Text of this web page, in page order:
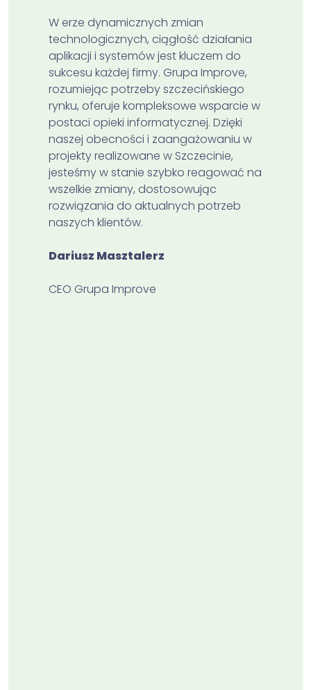
W erze dynamicznych zmian
technologicznych, ciągłość działania
aplikacji i systemów jest kluczem do
sukcesu każdej firmy. Grupa Improve,
rozumiejąc potrzeby szczecińskiego
rynku, oferuje kompleksowe wsparcie w
postaci opieki informatycznej. Dzięki
naszej obecności i zaangażowaniu w
projekty realizowane w Szczecinie,
jesteśmy w stanie szybko reagować na
wszelkie zmiany, dostosowując
rozwiązania do aktualnych potrzeb
naszych klientów.
Dariusz Masztalerz
CEO Grupa Improve